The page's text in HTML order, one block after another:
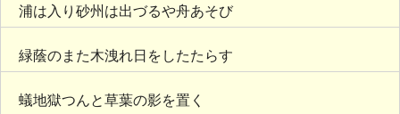
浦は入り砂州は出づるや舟あそび
緑蔭のまた木洩れ日をしたたらす
蟻地獄つんと草葉の影を置く